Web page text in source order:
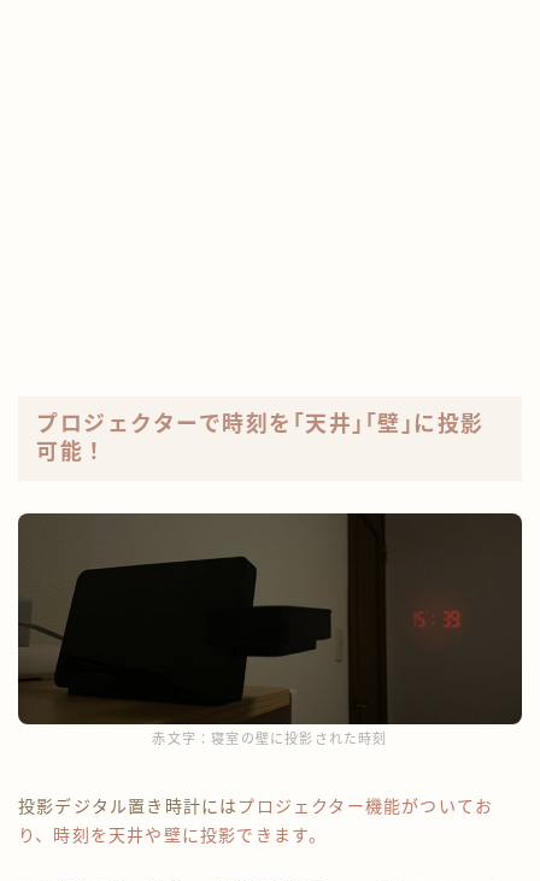
プロジェクターで時刻を｢天井｣｢壁｣に投影
可能！
赤文字：寝室の壁に投影された時刻
投影デジタル置き時計にはプロジェクター機能がついてお
り、時刻を天井や壁に投影できます。